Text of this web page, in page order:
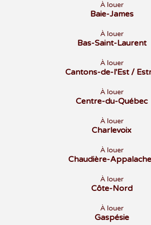
À louer
Baie-James
À louer
Bas-Saint-Laurent
À louer
Cantons-de-l'Est /
À louer
Centre-du-Québec
À louer
Charlevoix
À louer
Chaudière-
À louer
Côte-Nord
À louer
Gaspésie